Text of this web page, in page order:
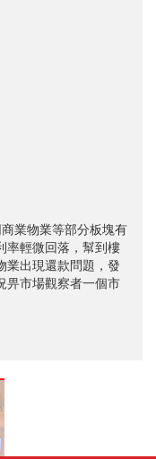
業物業等部分板塊有
率輕微回落，幫到樓
業出現還款問題，發
畀市場觀察者一個市